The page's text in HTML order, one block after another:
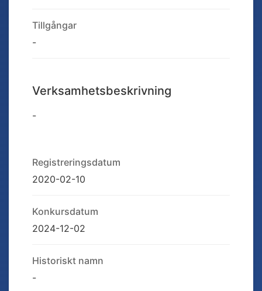
Tillgångar
-
Verksamhetsbeskrivning
-
Registreringsdatum
2020-02-10
Konkursdatum
2024-12-02
Historiskt namn
-